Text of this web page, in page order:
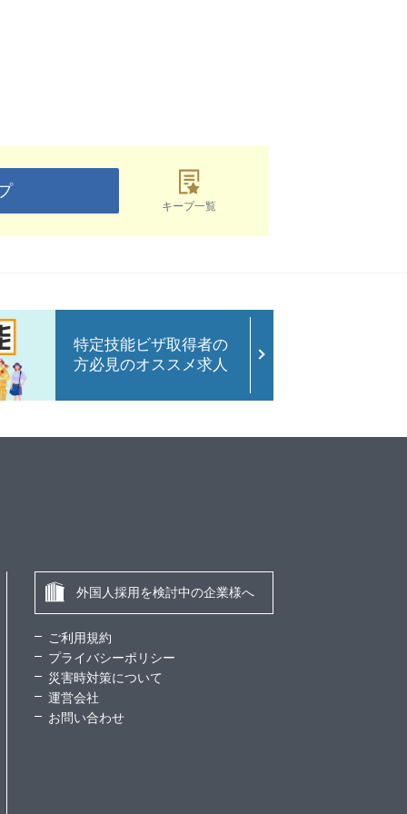
キープ一覧
特定技能ビザ取得者の
方必見のオススメ求人
外国人採用を検討中の企業様へ
ご利用規約
プライバシーポリシー
災害時対策について
運営会社
お問い合わせ